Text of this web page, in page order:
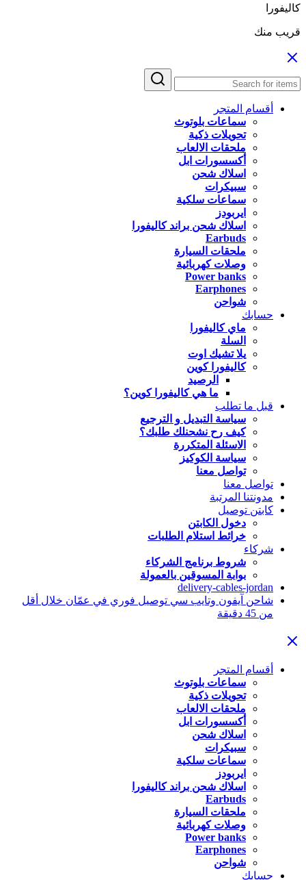
كاليفورا
قريب منك
أقسام المتجر
سماعات بلوتوث
تحويلات ذكية
ملحقات الالعاب
أكسسورات ابل
اسلاك شحن
سبيكرات
سماعات سلكية
ايربودز
اسلاك شحن براند كاليفورا
Earbuds
ملحقات السيارة
وصلات كهربائية
Power banks
Earphones
شواحن
حسابك
ماي كاليفورا
السلة
يلا تشيك اوت
كاليفورا كوين
الرصيد
ما هي كاليفورا كوين؟
قبل ما تطلب
سياسة التبديل و الترجيع
كيف رح نشحنلك طلبك؟
الاسئلة المتكررة
سياسة الكوكيز
تواصل معنا
تواصل معنا
مدونتنا المرتبة
كابتن توصيل
دخول الكابتن
خرائط استلام الطلبات
شركاء
شروط برنامج الشركاء
بوابة المسوقين بالعمولة
delivery-cables-jordan
شاحن آيفون وتايب سي توصيل فوري في عمّان خلال أقل
من 45 دقيقة
أقسام المتجر
سماعات بلوتوث
تحويلات ذكية
ملحقات الالعاب
أكسسورات ابل
اسلاك شحن
سبيكرات
سماعات سلكية
ايربودز
اسلاك شحن براند كاليفورا
Earbuds
ملحقات السيارة
وصلات كهربائية
Power banks
Earphones
شواحن
حسابك